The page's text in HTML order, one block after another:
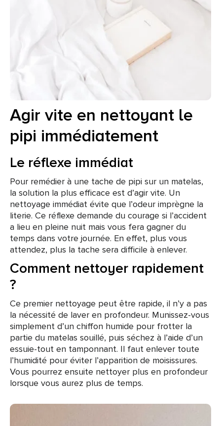
Agir vite en nettoyant le
pipi immédiatement
Le réflexe immédiat
Pour remédier à une tache de pipi sur un matelas,
la solution la plus efficace est d’agir vite. Un
nettoyage immédiat évite que l’odeur imprègne la
literie. Ce réflexe demande du courage si l’accident
a lieu en pleine nuit mais vous fera gagner du
temps dans votre journée. En effet, plus vous
attendez, plus la tache sera difficile à enlever.
Comment nettoyer rapidement
?
Ce premier nettoyage peut être rapide, il n’y a pas
la nécessité de laver en profondeur. Munissez-vous
simplement d’un chiffon humide pour frotter la
partie du matelas souillé, puis séchez à l’aide d’un
essuie-tout en tamponnant. Il faut enlever toute
l’humidité pour éviter l’apparition de moisissures.
Vous pourrez ensuite nettoyer plus en profondeur
lorsque vous aurez plus de temps.